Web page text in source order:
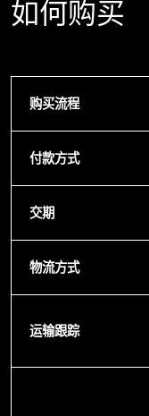
如何购买
购买流程
付款方式
交期
物流方式
运输跟踪